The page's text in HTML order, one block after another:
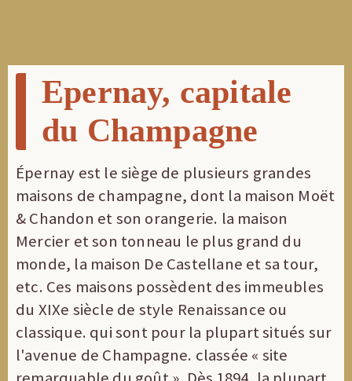
Epernay, capitale
du Champagne
Épernay est le siège de plusieurs grandes
maisons de champagne, dont la maison Moët
& Chandon et son orangerie. la maison
Mercier et son tonneau le plus grand du
monde, la maison De Castellane et sa tour,
etc. Ces maisons possèdent des immeubles
du XIXe siècle de style Renaissance ou
classique. qui sont pour la plupart situés sur
l'avenue de Champagne. classée « site